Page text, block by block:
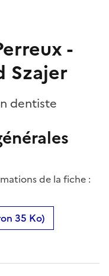
-
Szajer
dentiste
de la fiche :
35 Ko)